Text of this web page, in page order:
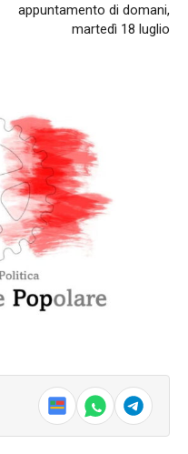
appuntamento di domani,
martedì 18 luglio